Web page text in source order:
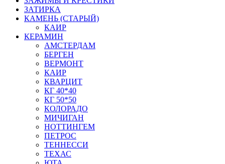
ЗАТИРКА
КАМЕНЬ (СТАРЫЙ)
КАИР
КЕРАМИН
АМСТЕРДАМ
БЕРГЕН
ВЕРМОНТ
КАИР
КВАРЦИТ
КГ 40*40
КГ 50*50
КОЛОРАДО
МИЧИГАН
НОТТИНГЕМ
ПЕТРОС
ТЕННЕССИ
ТЕХАС